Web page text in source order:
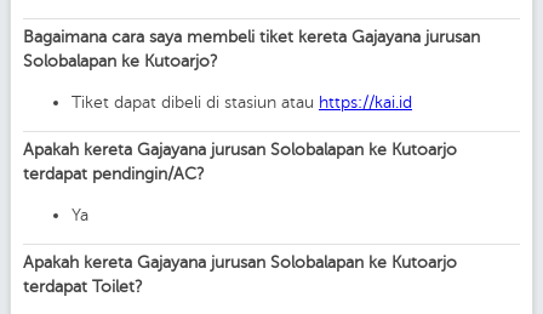
Bagaimana cara saya membeli tiket kereta Gajayana jurusan
Solobalapan ke Kutoarjo?
Tiket dapat dibeli di stasiun atau https://kai.id
Apakah kereta Gajayana jurusan Solobalapan ke Kutoarjo
terdapat pendingin/AC?
Ya
Apakah kereta Gajayana jurusan Solobalapan ke Kutoarjo
terdapat Toilet?